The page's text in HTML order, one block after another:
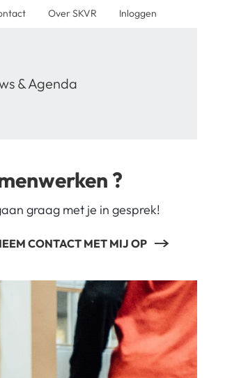
& Agenda
Over SKVR Inloggen
?
graag met je in gesprek!
CONTACT MET MIJ OP